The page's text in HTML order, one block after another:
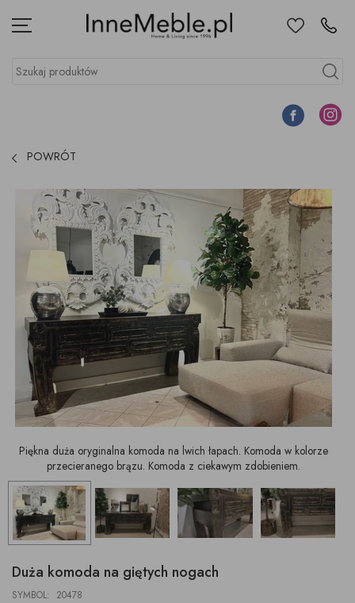
Menu UlubioneKontakt
Szukaj produktów
Szukaj
Facebook
POWRÓT
Piękna duża oryginalna komoda na lwich łapach. Komoda w kolorze
przecieranego brązu. Komoda z ciekawym zdobieniem.
Duża komoda na giętych nogach
SYMBOL: 20478